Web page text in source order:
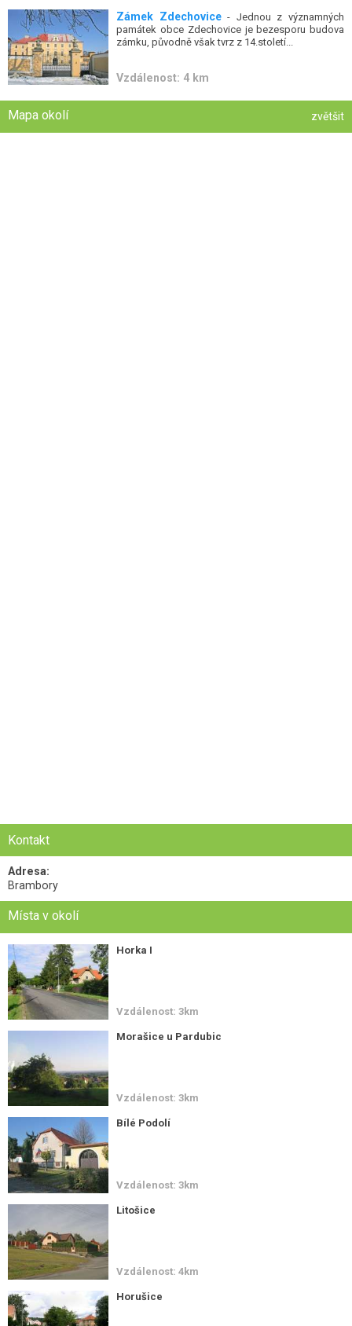
Zámek Zdechovice- Jednou z významných
památek obce Zdechovice je bezesporu budova
zámku, původně však tvrz z 14.století...
Vzdálenost: 4 km
Mapa okolí zvětšit
Kontakt
Adresa:
Brambory
Místa v okolí
Horka I
Vzdálenost: 3km
Morašice u Pardubic
Vzdálenost: 3km
Bílé Podolí
Vzdálenost: 3km
Litošice
Vzdálenost: 4km
Horušice